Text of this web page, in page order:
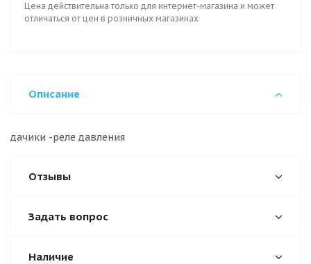
Цена действительна только для интернет-магазина и может
отличаться от цен в розничных магазинах
Описание
дачики -реле давления
Отзывы
Задать вопрос
Наличие